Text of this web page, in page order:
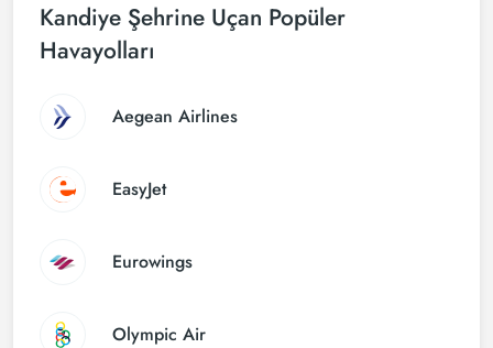
Kandiye Şehrine Uçan Popüler
Havayolları
Aegean Airlines
EasyJet
Eurowings
Olympic Air